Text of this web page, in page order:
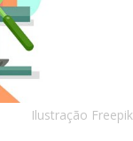
Ilustração Freepik